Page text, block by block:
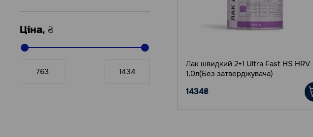
Ціна, ₴
Лак швидкий 2+1 Ultra Fast HS HRV
1,0л(Без затверджувача)
1434₴